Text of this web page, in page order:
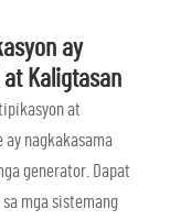
ay
Kaligtasan
at
ay nagkakasama
generator. Dapat
sa mga sistemang